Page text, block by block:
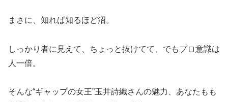
まさに、知れば知るほど沼。
しっかり者に見えて、ちょっと抜けてて、でもプロ意識は
人一倍。
そんな“ギャップの女王”玉井詩織さんの魅力、あなたもも